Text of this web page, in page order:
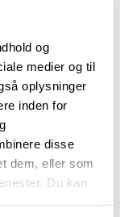
og
medier og til
oplysninger
inden for
disse
dem, eller som
Du kan
mere..